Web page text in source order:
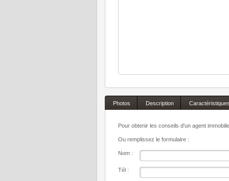
Photos Description
Pour obtenir les conseils d'un agent
Ou remplissez le formulaire :
Nom :
Tél :